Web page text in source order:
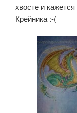
хвосте и
Крейника :-(